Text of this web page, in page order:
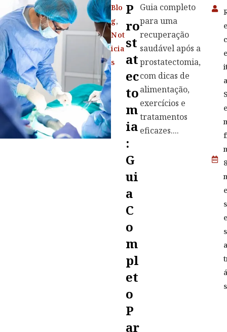
Blo
g,
Not
icia
s
P
Ro
St
At
Ec
To
M
Ia
:
G
Ui
A
C
O
M
Pl
Et
O
P
Ar
Guia completo
para uma
recuperação
saudável após a
prostatectomia,
com dicas de
alimentação,
exercícios e
tratamentos
eficazes....
s
s
s